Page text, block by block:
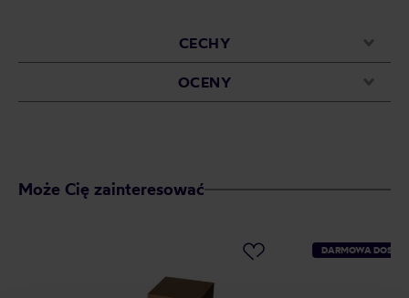
CECHY
OCENY
Może Cię zainteresować
DARMOWA